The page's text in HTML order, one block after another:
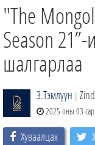
ӨГЛӨӨНИЙ СОНИН
АУДИО ЗОХИОЛ
"The
Season
шалгарлаа
З.Тэмлүүн |
2025 оны 03
Хуваалцах